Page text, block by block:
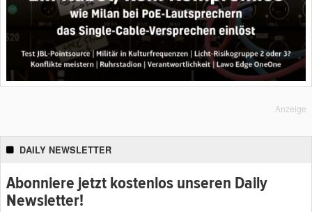
Anzeige
DAILY NEWSLETTER
Abonniere jetzt kostenlos unseren Daily
Newsletter!